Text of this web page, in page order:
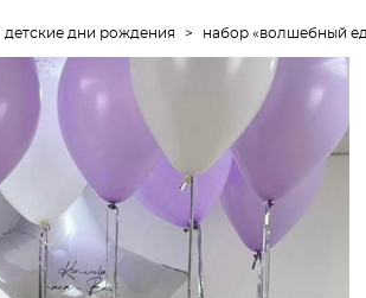
детские дни рождения > набор «волшебный